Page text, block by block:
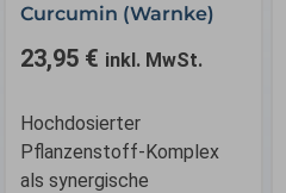
Curcumin (Warnke)
23,95 € inkl. MwSt.
Hochdosierter
Pflanzenstoff-Komplex
als synergische